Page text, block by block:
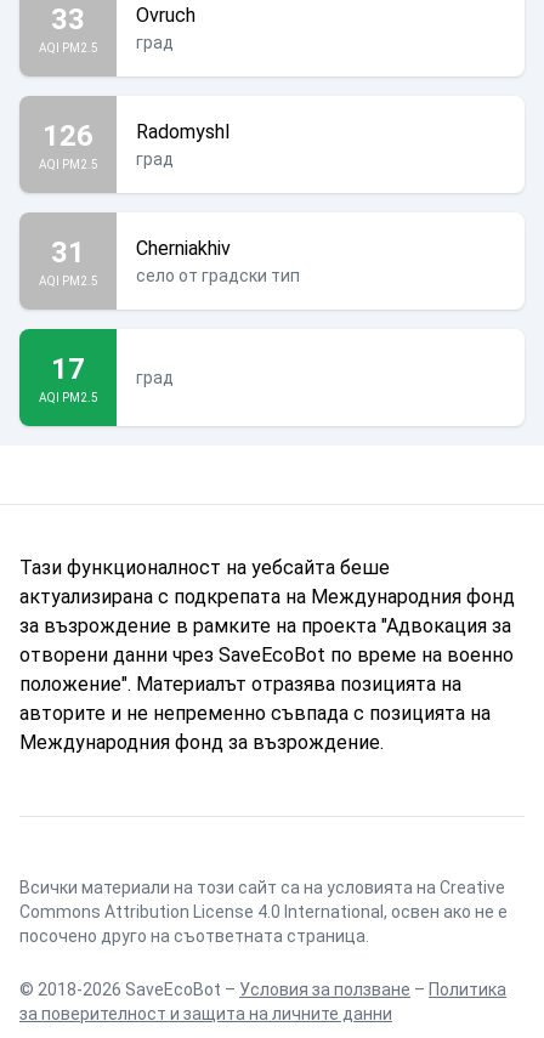
33
AQI PM2.5
Ovruch
град
126
AQI PM2.5
Radomyshl
град
31
AQI PM2.5
Cherniakhiv
село от градски тип
17
AQI PM2.5
град
Тази функционалност на уебсайта беше
актуализирана с подкрепата на Международния фонд
за възрождение в рамките на проекта "Адвокация за
отворени данни чрез SaveEcoBot по време на военно
положение". Материалът отразява позицията на
авторите и не непременно съвпада с позицията на
Международния фонд за възрождение.
Всички материали на този сайт са на условията на Creative
Commons Attribution License 4.0 International , освен ако не е
посочено друго на съответната страница.
© 2018-2026 SaveEcoBot – Условия за ползване – Политика
за поверителност и защита на личните данни